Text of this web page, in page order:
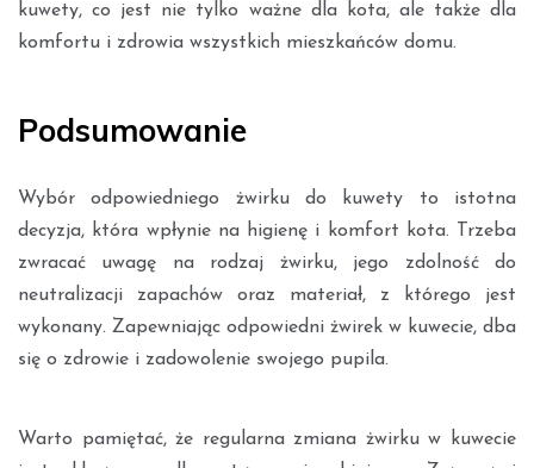
kuwety, co jest nie tylko ważne dla kota, ale także dla
komfortu i zdrowia wszystkich mieszkańców domu.
Podsumowanie
Wybór odpowiedniego żwirku do kuwety to istotna
decyzja, która wpłynie na higienę i komfort kota. Trzeba
zwracać uwagę na rodzaj żwirku, jego zdolność do
neutralizacji zapachów oraz materiał, z którego jest
wykonany. Zapewniając odpowiedni żwirek w kuwecie, dba
się o zdrowie i zadowolenie swojego pupila.
Warto pamiętać, że regularna zmiana żwirku w kuwecie